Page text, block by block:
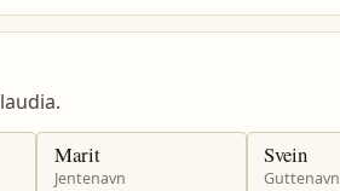
Marit
Jentenavn
Svein
Guttenavn